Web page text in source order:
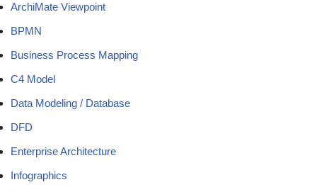
ArchiMate Viewpoint
BPMN
Business Process Mapping
C4 Model
Data Modeling / Database
DFD
Enterprise Architecture
Infographics